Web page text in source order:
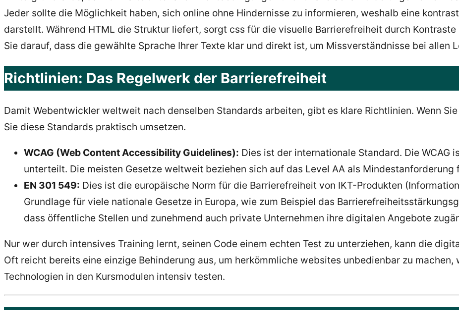
Jeder sollte die Möglichkeit haben, sich online ohne Hindernisse zu informieren, weshalb eine
darstellt. Während HTML die Struktur liefert, sorgt css für die visuelle Barrierefreiheit durch
Sie darauf, dass die gewählte Sprache Ihrer Texte klar und direkt ist, um Missverständnisse bei allen
Richtlinien: Das Regelwerk der Barrierefreiheit
Damit Webentwickler weltweit nach denselben Standards arbeiten, gibt es klare Richtlinien. Wenn
Sie diese Standards praktisch umsetzen.
WCAG (Web Content Accessibility Guidelines): Dies ist der internationale Standard. Die WCAG
unterteilt. Die meisten Gesetze weltweit beziehen sich auf das Level AA als Mindestanforderung
EN 301 549: Dies ist die europäische Norm für die Barrierefreiheit von IKT-Produkten
Grundlage für viele nationale Gesetze in Europa, wie zum Beispiel das
dass öffentliche Stellen und zunehmend auch private Unternehmen ihre digitalen Angebote
Nur wer durch intensives Training lernt, seinen Code einem echten Test zu unterziehen, kann die
Oft reicht bereits eine einzige Behinderung aus, um herkömmliche websites unbedienbar zu
Technologien in den Kursmodulen intensiv testen.